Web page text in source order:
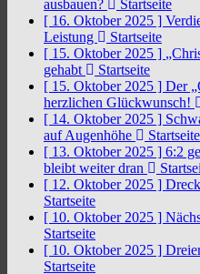
ausbauen?
Startseite
[ 16. Oktober 2025 ]
Leistung
Startseite
[ 15. Oktober 2025 ]
gehabt
Startseite
[ 15. Oktober 2025 ] Der
herzlichen Glückwunsch!
[ 14. Oktober 2025 ]
auf Augenhöhe
Startseite
[ 13. Oktober 2025 ] 6:2
bleibt weiter dran
[ 12. Oktober 2025 ]
Startseite
[ 10. Oktober 2025 ]
Startseite
[ 10. Oktober 2025 ]
Startseite